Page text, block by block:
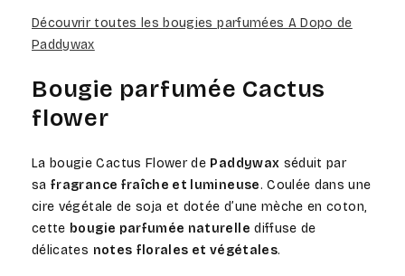
Découvrir toutes les bougies parfumées A Dopo de
Paddywax
Bougie parfumée Cactus
flower
La bougie Cactus Flower de Paddywax séduit par
safragrance fraîche et lumineuse. Coulée dans une
cire végétale de soja et dotée d’une mèche en coton,
cette bougie parfumée naturelle diffuse de
délicates notes florales et végétales.